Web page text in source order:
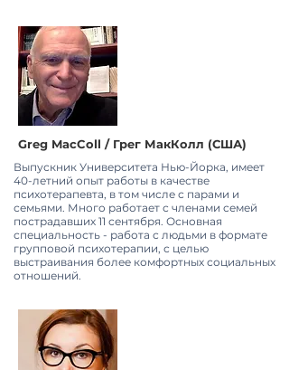
Greg MacColl / Грег МакКолл (США)
Выпускник Университета Нью-Йорка, имеет
40-летний опыт работы в качестве
психотерапевта, в том числе с парами и
семьями. Много работает с членами семей
пострадавших 11 сентября. Основная
специальность - работа с людьми в формате
групповой психотерапии, с целью
выстраивания более комфортных социальных
отношений.